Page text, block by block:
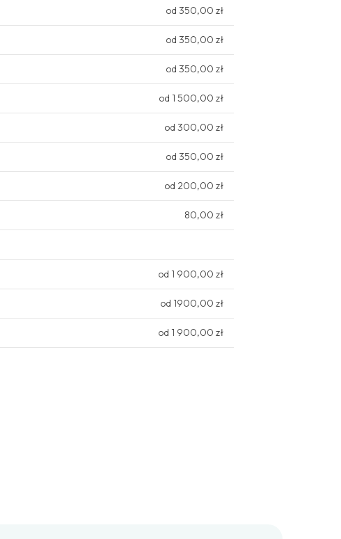
od 350,00 zł
od 350,00 zł
od 350,00 zł
od 1 500,00 zł
od 300,00 zł
od 350,00 zł
od 200,00 zł
80,00 zł
od 1 900,00 zł
od 1900,00 zł
od 1 900,00 zł